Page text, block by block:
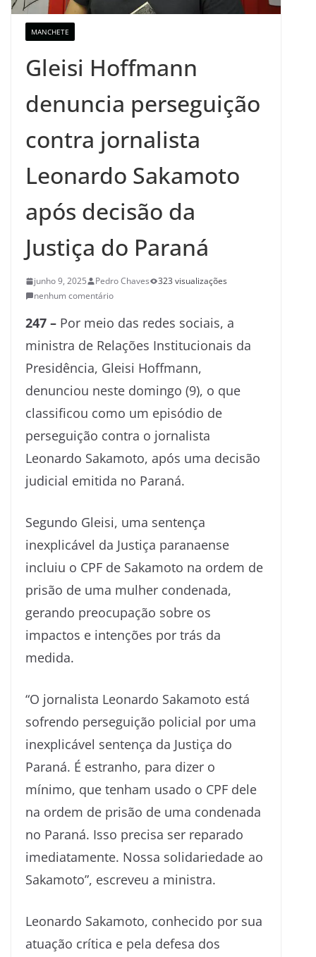
MANCHETE
Gleisi Hoffmann
denuncia perseguição
contra jornalista
Leonardo Sakamoto
após decisão da
Justiça do Paraná
junho 9, 2025 Pedro Chaves
323 visualizações
nenhum comentário
247 – Por meio das redes sociais, a
ministra de Relações Institucionais da
Presidência, Gleisi Hoffmann,
denunciou neste domingo (9), o que
classificou como um episódio de
perseguição contra o jornalista
Leonardo Sakamoto, após uma decisão
judicial emitida no Paraná.
Segundo Gleisi, uma sentença
inexplicável da Justiça paranaense
incluiu o CPF de Sakamoto na ordem de
prisão de uma mulher condenada,
gerando preocupação sobre os
impactos e intenções por trás da
medida.
“O jornalista Leonardo Sakamoto está
sofrendo perseguição policial por uma
inexplicável sentença da Justiça do
Paraná. É estranho, para dizer o
mínimo, que tenham usado o CPF dele
na ordem de prisão de uma condenada
no Paraná. Isso precisa ser reparado
imediatamente. Nossa solidariedade ao
Sakamoto”, escreveu a ministra.
Leonardo Sakamoto, conhecido por sua
atuação crítica e pela defesa dos